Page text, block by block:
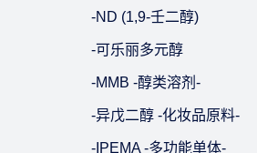
-ND (1,9-壬二醇)
-可乐丽多元醇
-MMB -醇类溶剂-
-异戊二醇 -化妆品原料-
-IPEMA -多功能单体-